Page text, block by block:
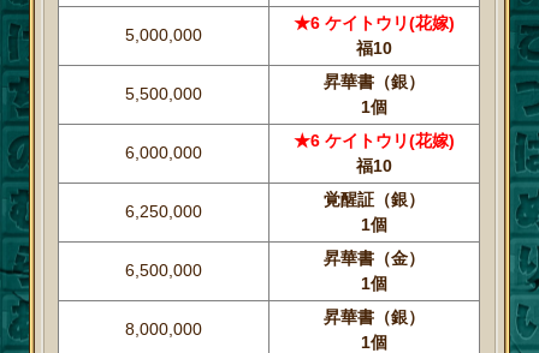
5,000,000
★6 ケイトウリ(花嫁)
福10
5,500,000
昇華書（銀）
1個
6,000,000
★6 ケイトウリ(花嫁)
福10
6,250,000
覚醒証（銀）
1個
6,500,000
昇華書（金）
1個
8,000,000
昇華書（銀）
1個